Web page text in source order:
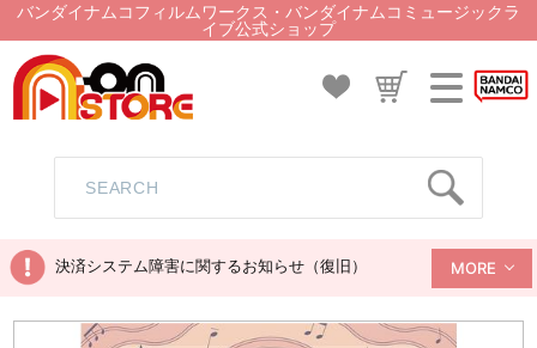
バンダイナムコフィルムワークス・バンダイナムコミュージックラ
イブ公式ショップ
決済システム障害に関するお知らせ（復旧） MORE